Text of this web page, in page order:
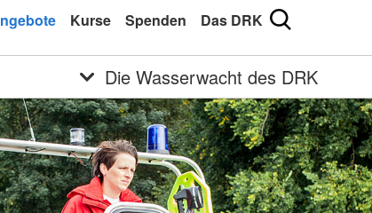
Kurse Spenden Das DRK
Die Wasserwacht des DRK